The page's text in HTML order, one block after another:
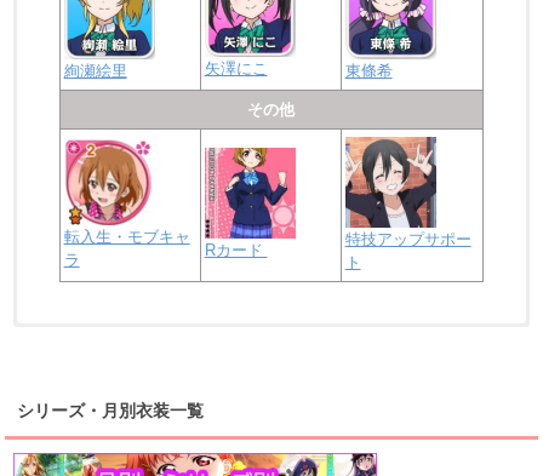
絢瀬絵里 矢澤にこ 東條希
その他
転入生・モブキャ
ラ
Rカード
特技アップサポー
ト
シリーズ・月別衣装一覧